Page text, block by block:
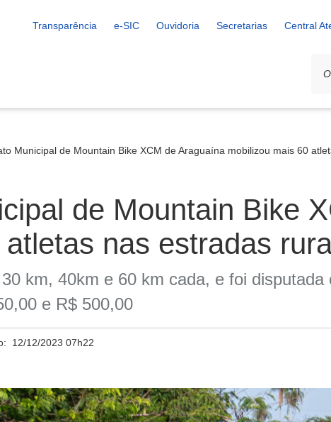
Transparência e-SIC Ouvidoria Secretarias Central
Municipal de Mountain Bike XCM de Araguaína mobilizou mais 60
de Mountain Bike
nas estradas
km, 40km e 60 km cada, e foi
e R$ 500,00
12/12/2023 07h22